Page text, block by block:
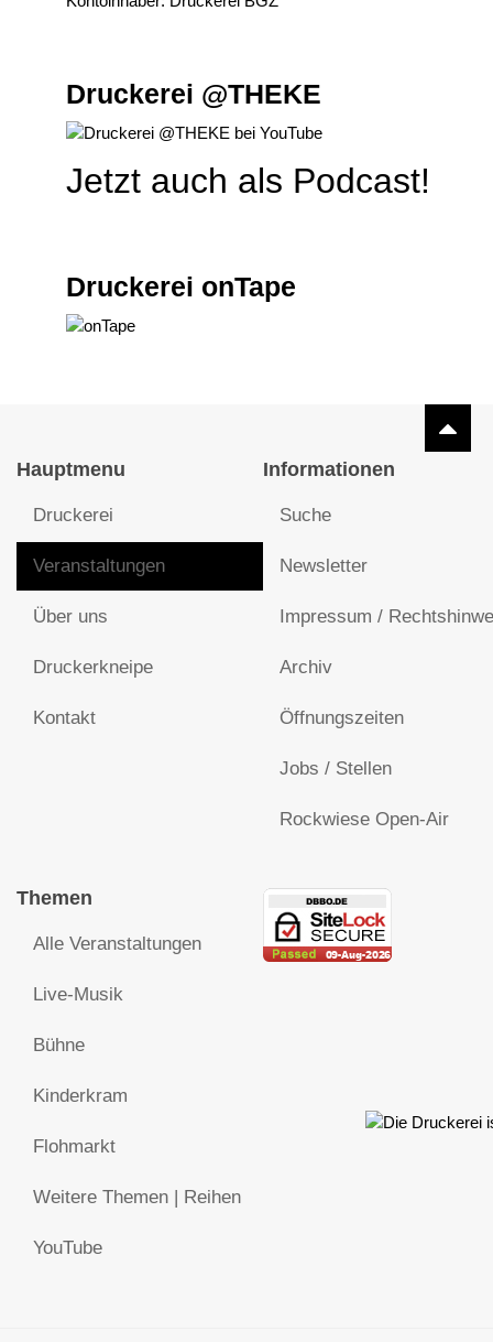
Druckerei @THEKE
Jetzt auch als Podcast!
Druckerei onTape
Hauptmenu
Druckerei
Veranstaltungen
Über uns
Druckerkneipe
Kontakt
Informationen
Suche
Newsletter
Impressum /
Archiv
Öffnungszeiten
Jobs / Stellen
Rockwiese Open-Air
Themen
Alle Veranstaltungen
Live-Musik
Bühne
Kinderkram
Flohmarkt
Weitere Themen | Reihen
YouTube